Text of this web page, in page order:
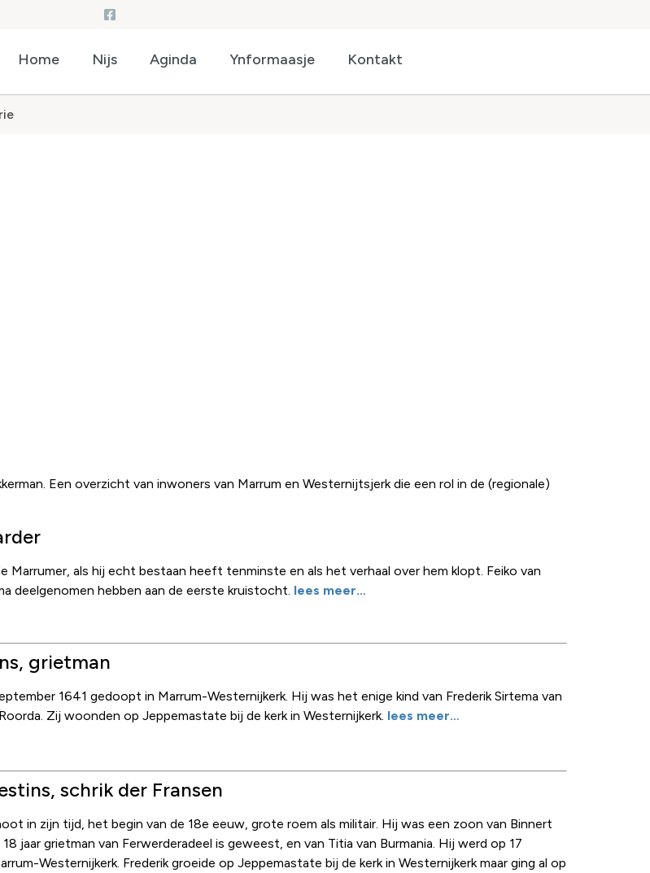
Home Nijs Aginda Ynformaasje Kontakt
Een overzicht van inwoners van Marrum en Westernijtsjerk die een rol in de (regionale)
Marrumer, als hij echt bestaan heeft tenminste en als het verhaal over hem klopt. Feiko van
deelgenomen hebben aan de eerste kruistocht. lees meer…
grietman
1641 gedoopt in Marrum-Westernijkerk. Hij was het enige kind van Frederik Sirtema van
Zij woonden op Jeppemastate bij de kerk in Westernijkerk. lees meer…
schrik der Fransen
in zijn tijd, het begin van de 18e eeuw, grote roem als militair. Hij was een zoon van Binnert
jaar grietman van Ferwerderadeel is geweest, en van Titia van Burmania. Hij werd op 17
Westernijkerk. Frederik groeide op Jeppemastate bij de kerk in Westernijkerk maar ging al op